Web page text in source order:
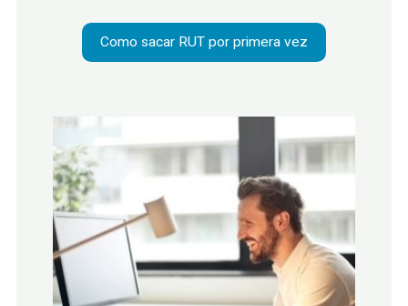
Como sacar RUT por primera vez